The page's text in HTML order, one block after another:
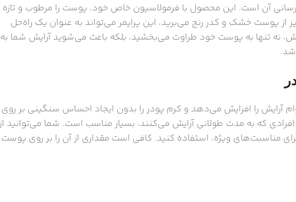
آن است. این محصول با فرمولاسیون خاص خود، پوست را مرطوب و تازه
پوست خشک و کدر رنج می‌برید، این پرایمر می‌تواند به عنوان یک راه‌حل
نه تنها به پوست خود طراوت می‌بخشید، بلکه باعث می‌شوید آرایش شما به
آرایش را افزایش می‌دهد و کرم پودر را بدون ایجاد احساس سنگینی بر روی
که به مدت طولانی آرایش می‌کنند، بسیار مناسب است. شما می‌توانید از
مناسبت‌های ویژه، استفاده کنید. کافی است مقداری از آن را بر روی پوست